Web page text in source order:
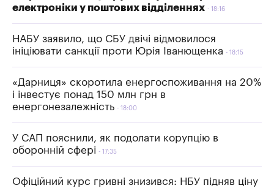
електроніки у поштових відділеннях
18:16
НАБУ заявило, що СБУ двічі відмовилося
ініціювати санкції проти Юрія Іванющенка
18:15
«Дарниця» скоротила енергоспоживання на 20%
і інвестує понад 150 млн грн в
енергонезалежність
18:00
У САП пояснили, як подолати корупцію в
оборонній сфері
17:35
Офіційний курс гривні знизився: НБУ підняв ціну